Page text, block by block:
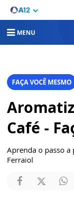
MENU
FAÇA VOCÊ MESMO
Café -
Aprenda o passo a
Ferraiol